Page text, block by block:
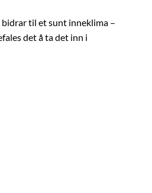
til et sunt inneklima –
det å ta det inn i